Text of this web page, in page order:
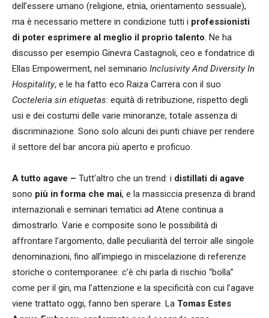
dell’essere umano (religione, etnia, orientamento sessuale),
ma è necessario mettere in condizione tutti i professionisti
di poter esprimere al meglio il proprio talento. Ne ha
discusso per esempio Ginevra Castagnoli, ceo e fondatrice di
Ellas Empowerment, nel seminario Inclusivity And Diversity In
Hospitality, e le ha fatto eco Raiza Carrera con il suo
Coctelerìa sin etiquetas: equità di retribuzione, rispetto degli
usi e dei costumi delle varie minoranze, totale assenza di
discriminazione. Sono solo alcuni dei punti chiave per rendere
il settore del bar ancora più aperto e proficuo.
A tutto agave – Tutt’altro che un trend: i distillati di agave
sono più in forma che mai, e la massiccia presenza di brand
internazionali e seminari tematici ad Atene continua a
dimostrarlo. Varie e composite sono le possibilità di
affrontare l’argomento, dalle peculiarità del terroir alle singole
denominazioni, fino all’impiego in miscelazione di referenze
storiche o contemporanee: c’è chi parla di rischio “bolla”
come per il gin, ma l’attenzione e la specificità con cui l’agave
viene trattato oggi, fanno ben sperare. La Tomas Estes